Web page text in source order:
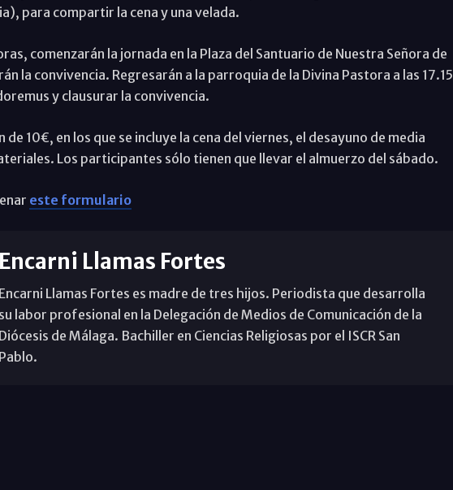
para compartir la cena y una velada.
comenzarán la jornada en la Plaza del Santuario de Nuestra Señora de
la convivencia. Regresarán a la parroquia de la Divina Pastora a las 17.15
y clausurar la convivencia.
10€, en los que se incluye la cena del viernes, el desayuno de media
Los participantes sólo tienen que llevar el almuerzo del sábado.
este formulario
Encarni Llamas Fortes
Encarni Llamas Fortes es madre de tres hijos. Periodista que desarrolla
su labor profesional en la Delegación de Medios de Comunicación de la
Diócesis de Málaga. Bachiller en Ciencias Religiosas por el ISCR San
Pablo.